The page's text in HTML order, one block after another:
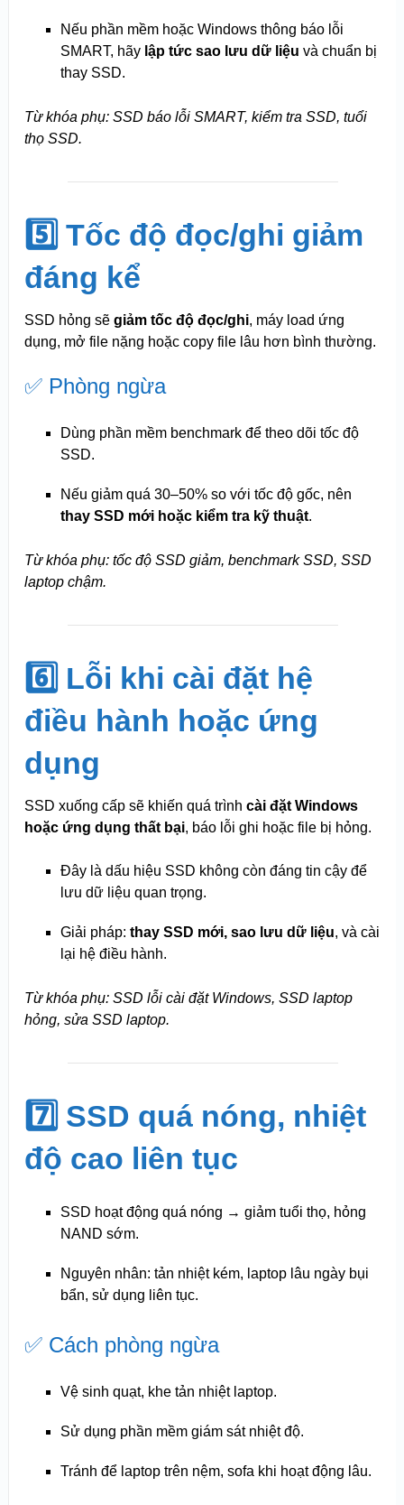
Nếu phần mềm hoặc Windows thông báo lỗi
SMART, hãy lập tức sao lưu dữ liệu và chuẩn bị
thay SSD.
Từ khóa phụ: SSD báo lỗi SMART, kiểm tra SSD, tuổi
thọ SSD.
5️⃣ Tốc độ đọc/ghi giảm
đáng kể
SSD hỏng sẽ giảm tốc độ đọc/ghi, máy load ứng
dụng, mở file nặng hoặc copy file lâu hơn bình thường.
✅ Phòng ngừa
Dùng phần mềm benchmark để theo dõi tốc độ
SSD.
Nếu giảm quá 30–50% so với tốc độ gốc, nên
thay SSD mới hoặc kiểm tra kỹ thuật.
Từ khóa phụ: tốc độ SSD giảm, benchmark SSD, SSD
laptop chậm.
6️⃣ Lỗi khi cài đặt hệ
điều hành hoặc ứng
dụng
SSD xuống cấp sẽ khiến quá trình cài đặt Windows
hoặc ứng dụng thất bại, báo lỗi ghi hoặc file bị hỏng.
Đây là dấu hiệu SSD không còn đáng tin cậy để
lưu dữ liệu quan trọng.
Giải pháp: thay SSD mới, sao lưu dữ liệu, và cài
lại hệ điều hành.
Từ khóa phụ: SSD lỗi cài đặt Windows, SSD laptop
hỏng, sửa SSD laptop.
7️⃣ SSD quá nóng, nhiệt
độ cao liên tục
SSD hoạt động quá nóng → giảm tuổi thọ, hỏng
NAND sớm.
Nguyên nhân: tản nhiệt kém, laptop lâu ngày bụi
bẩn, sử dụng liên tục.
✅ Cách phòng ngừa
Vệ sinh quạt, khe tản nhiệt laptop.
Sử dụng phần mềm giám sát nhiệt độ.
Tránh để laptop trên nệm, sofa khi hoạt động lâu.